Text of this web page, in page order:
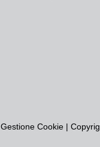
Gestione Cookie |